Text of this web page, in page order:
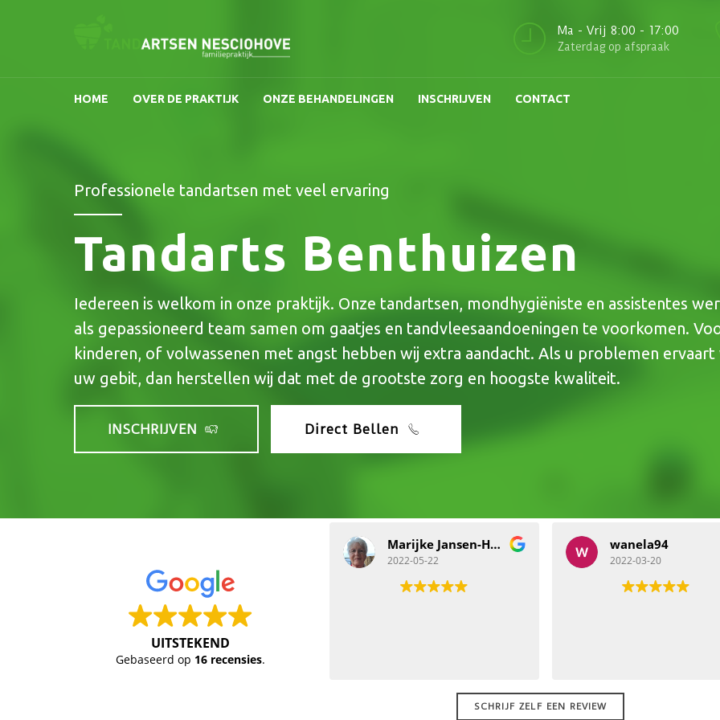
Ma - Vrij 8:00 - 17:00
Zaterdag op afspraak
HOME OVER DE PRAKTIJK ONZE BEHANDELINGEN INSCHRIJVEN CONTACT
Professionele tandartsen met veel ervaring
Tandarts Benthuizen
Iedereen is welkom in onze praktijk. Onze tandartsen, mondhygiëniste en assistentes
als gepassioneerd team samen om gaatjes en tandvleesaandoeningen te voorkomen.
kinderen, of volwassenen met angst hebben wij extra aandacht. Als u problemen ervaart
uw gebit, dan herstellen wij dat met de grootste zorg en hoogste kwaliteit.
INSCHRIJVEN Direct Bellen
UITSTEKEND
Gebaseerd op 16 recensies.
wanela94
2022-03-20
Ronald
2022-03-16
SCHRIJF ZELF EEN REVIEW